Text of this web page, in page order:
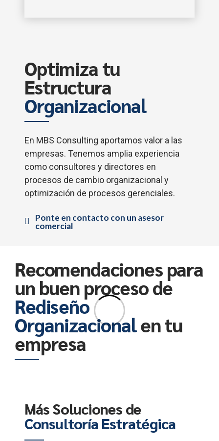
Optimiza tu
Estructura
Organizacional
En MBS Consulting aportamos valor a las
empresas. Tenemos amplia experiencia
como consultores y directores en
procesos de cambio organizacional y
optimización de procesos gerenciales.
Ponte en contacto con un asesor
comercial
Recomendaciones para
un buen proceso de
Rediseño
Organizacionalen tu
empresa
Más Soluciones de
Consultoría Estratégica